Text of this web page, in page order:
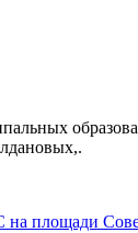
на площади